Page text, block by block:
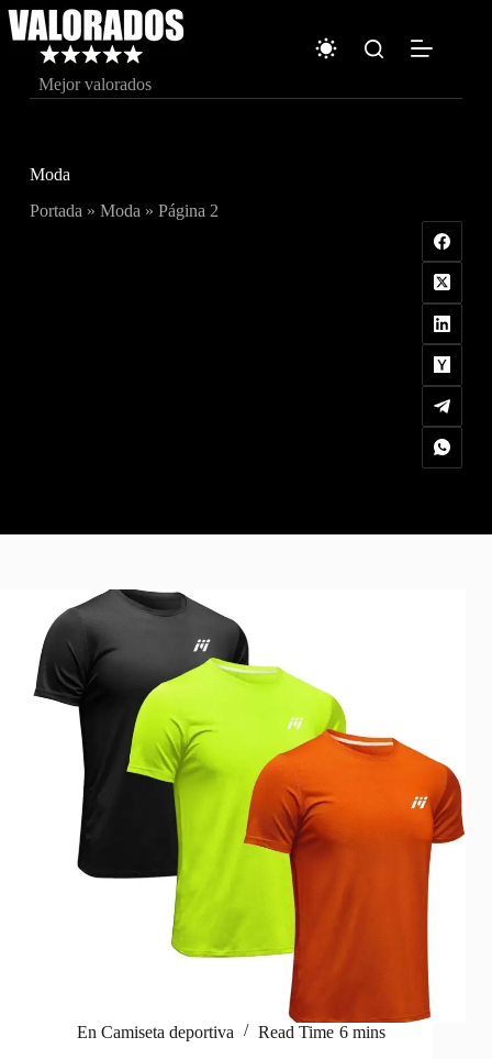
Saltar
al
contenido
Mejor valorados
Moda
Portada » Moda » Página 2
En Camiseta deportiva Read Time 6 mins